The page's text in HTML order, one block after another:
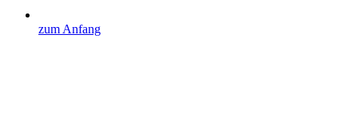
zum Anfang